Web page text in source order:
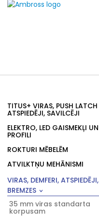
TITUS+ VIRAS, PUSH LATCH
ATSPIEDĒJI, SAVILCĒJI
ELEKTRO, LED GAISMEKĻI UN
PROFILI
ROKTURI MĒBELĒM
ATVILKTŅU MEHĀNISMI
VIRAS, DEMFERI, ATSPIEDĒJI,
BREMZES
35 mm viras standarta
korpusam